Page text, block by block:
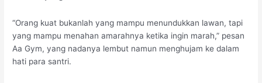
“Orang kuat bukanlah yang mampu menundukkan lawan, tapi
yang mampu menahan amarahnya ketika ingin marah,” pesan
Aa Gym, yang nadanya lembut namun menghujam ke dalam
hati para santri.